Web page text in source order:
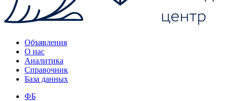
Объявления
О нас
Аналитика
Справочник
База данных
ФБ